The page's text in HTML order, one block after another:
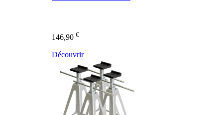
146,90 €
Découvrir